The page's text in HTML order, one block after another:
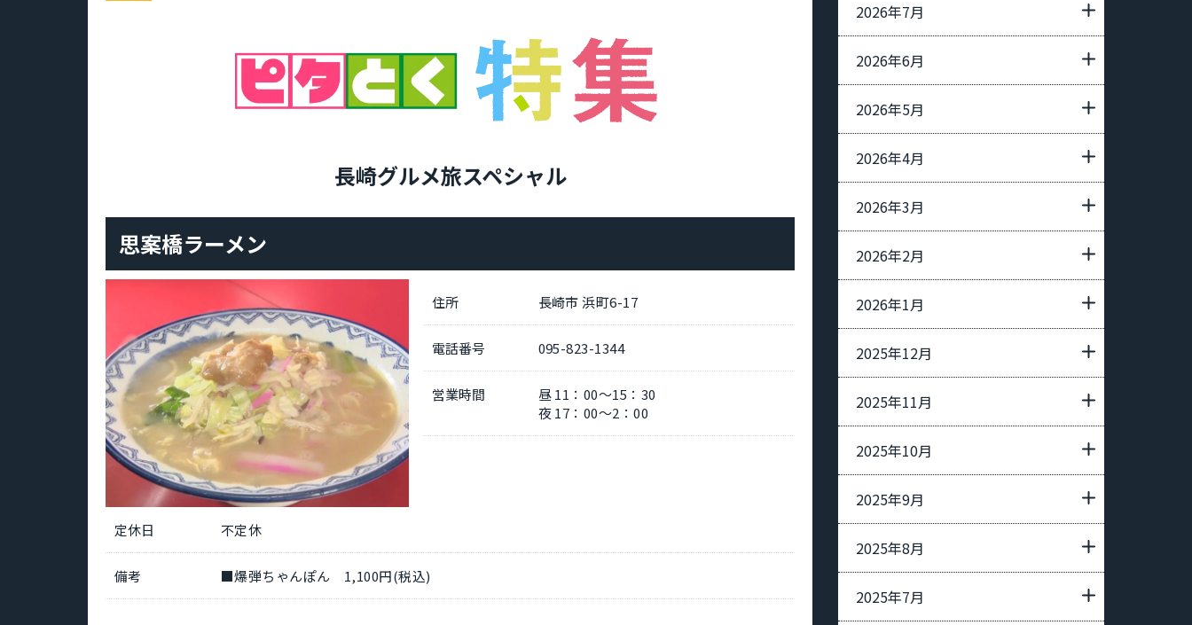
長崎グルメ旅スペシャル
思案橋ラーメン
住所 長崎市 浜町6-17
電話番号 095-823-1344
営業時間
昼 11：00～15：30
夜 17：00～2：00
定休日 不定休
備考 ■爆弾ちゃんぽん 1,100円(税込)
2026年7月
2026年6月
2026年5月
2026年4月
2026年3月
2026年2月
2026年1月
2025年12月
2025年11月
2025年10月
2025年9月
2025年8月
2025年7月